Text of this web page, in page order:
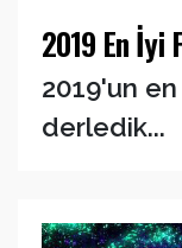
2019 En İyi
2019'un
derledik...